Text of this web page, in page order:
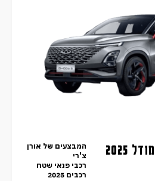
המבצעים של אורן
צ'רי
רכבי פנאי שטח
רכבים 2025